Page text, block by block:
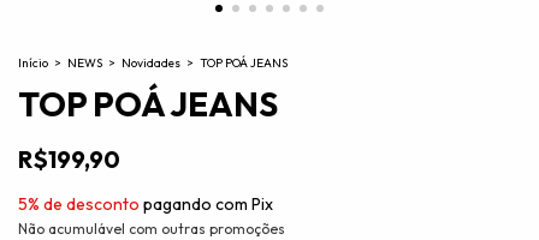
Início > NEWS > Novidades > TOP POÁ JEANS
TOP POÁ JEANS
R$199,90
5% de desconto pagando com Pix
Não acumulável com outras promoções